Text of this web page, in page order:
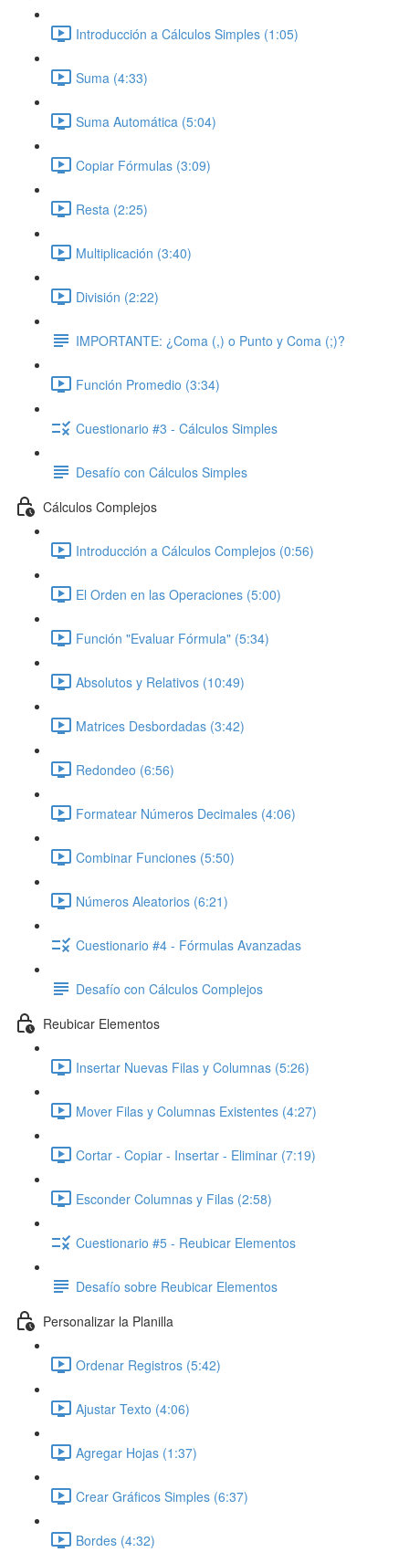
Introducción a Cálculos Simples (1:05)
Suma (4:33)
Suma Automática (5:04)
Copiar Fórmulas (3:09)
Resta (2:25)
Multiplicación (3:40)
División (2:22)
IMPORTANTE: ¿Coma (,) o Punto y Coma (;)?
Función Promedio (3:34)
Cuestionario #3 - Cálculos Simples
Desafío con Cálculos Simples
Cálculos Complejos
Introducción a Cálculos Complejos (0:56)
El Orden en las Operaciones (5:00)
Función "Evaluar Fórmula" (5:34)
Absolutos y Relativos (10:49)
Matrices Desbordadas (3:42)
Redondeo (6:56)
Formatear Números Decimales (4:06)
Combinar Funciones (5:50)
Números Aleatorios (6:21)
Cuestionario #4 - Fórmulas Avanzadas
Desafío con Cálculos Complejos
Reubicar Elementos
Insertar Nuevas Filas y Columnas (5:26)
Mover Filas y Columnas Existentes (4:27)
Cortar - Copiar - Insertar - Eliminar (7:19)
Esconder Columnas y Filas (2:58)
Cuestionario #5 - Reubicar Elementos
Desafío sobre Reubicar Elementos
Personalizar la Planilla
Ordenar Registros (5:42)
Ajustar Texto (4:06)
Agregar Hojas (1:37)
Crear Gráficos Simples (6:37)
Bordes (4:32)